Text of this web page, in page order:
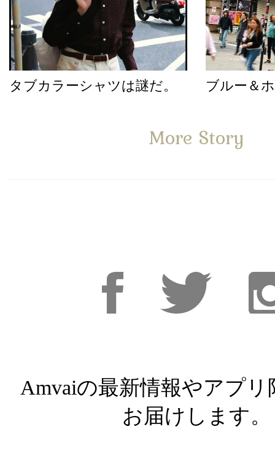
タブカラーシャツは謎だ。 ブルー＆
More Story
Amvaiの最新情報やアプリ
お届けします。